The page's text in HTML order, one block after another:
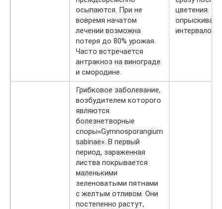
осыпаются. При не
вовремя начатом
лечении возможна
потеря до 80% урожая.
Часто встречается
антракноз на винограде
и смородине.
цветения.
интервалом
Грибковое заболевание,
возбудителем которого
являются
болезнетворные
споры«Gymnosporangium
sabinae». В первый
период, зараженная
листва покрывается
маленькими
зеленоватыми пятнами
с желтым отливом. Они
постепенно растут,